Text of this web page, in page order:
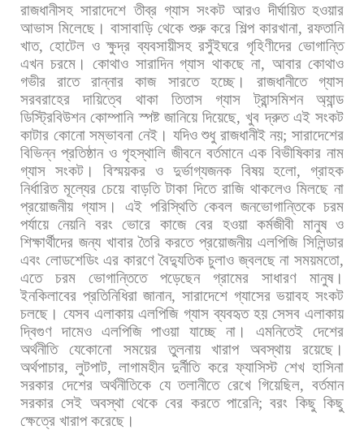
রাজধানীসহ সারাদেশে তীব্র গ্যাস সংকট আরও দীর্ঘায়িত হওয়ার
আভাস মিলেছে। বাসাবাড়ি থেকে শুরু করে শিল্প কারখানা, রফতানি
খাত,হোটেল ও ক্ষুদ্র ব্যবসায়ীসহ রসুঁইঘরে গৃহিণীদের ভোগান্তি
এখন চরমে। কোথাও সারাদিন গ্যাস থাকছে না, আবার কোথাও
গভীর
রাতে রান্নার কাজ সারতে হচ্ছে। রাজধানীতে
গ্যাস
সরবরাহের
দায়িত্বে থাকা তিতাস গ্যাস ট্রান্সমিশন
অ্যান্ড
ডিস্ট্রিবিউশন কোম্পানি স্পষ্ট জানিয়ে দিয়েছে,খুব দ্রুত এই সংকট
কাটার কোনো সম্ভাবনা নেই। যদিও শুধু রাজধানীই নয়; সারাদেশের
বিভিন্ন প্রতিষ্ঠান ও গৃহস্থালি জীবনে বর্তমানে এক বিভীষিকার নাম
গ্যাস সংকট। বিস্ময়কর ও দুর্ভাগ্যজনক বিষয় হলো, গ্রাহক
নির্ধারিত মূল্যের চেয়ে বাড়তি টাকা দিতে রাজি থাকলেও মিলছে না
প্রয়োজনীয় গ্যাস। এই পরিস্থিতি কেবল জনভোগান্তিকে চরম
পর্যায়ে নেয়নি বরং ভোরে কাজে বের হওয়া কর্মজীবী মানুষ ও
শিক্ষার্থীদের জন্য খাবার তৈরি করতে প্রয়োজনীয় এলপিজি সিলিন্ডার
এবং লোডশেডিং এর কারণে বৈদ্যুতিক চুলাও জ্বলছে না সময়মতো,
এতে
চরম ভোগান্তিতে পড়েছেন গ্রামের সাধারণ
মানুষ।
ইনকিলাবের প্রতিনিধিরা জানান,সারাদেশে গ্যাসের ভয়াবহ সংকট
চলছে। যেসব এলাকায় এলপিজি গ্যাস ব্যবহৃত হয় সেসব এলাকায়
দ্বিগুণ দামেও এলপিজি পাওয়া যাচ্ছে না। এমনিতেই দেশের
অর্থনীতি
যেকোনো সময়ের তুলনায় খারাপ অবস্থায়
রয়েছে।
অর্থপাচার,লুটপাট,লাগামহীন দুর্নীতি করে ফ্যাসিস্ট শেখ হাসিনা
সরকার দেশের অর্থনীতিকে যে তলানীতে রেখে গিয়েছিল,বর্তমান
সরকার সেই অবস্থা থেকে বের করতে পারেনি;বরং কিছু কিছু
ক্ষেত্রে খারাপ করেছে।